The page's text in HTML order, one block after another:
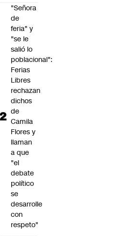
"Señora
de
feria" y
"se le
salió lo
poblacional":
Ferias
Libres
rechazan
dichos
de
Camila
Flores y
llaman
a que
"el
debate
político
se
desarrolle
con
respeto"